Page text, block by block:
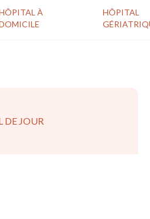
À
HÔPITAL
DE JOUR
Léopold Bellan de
Léopold Bellan du